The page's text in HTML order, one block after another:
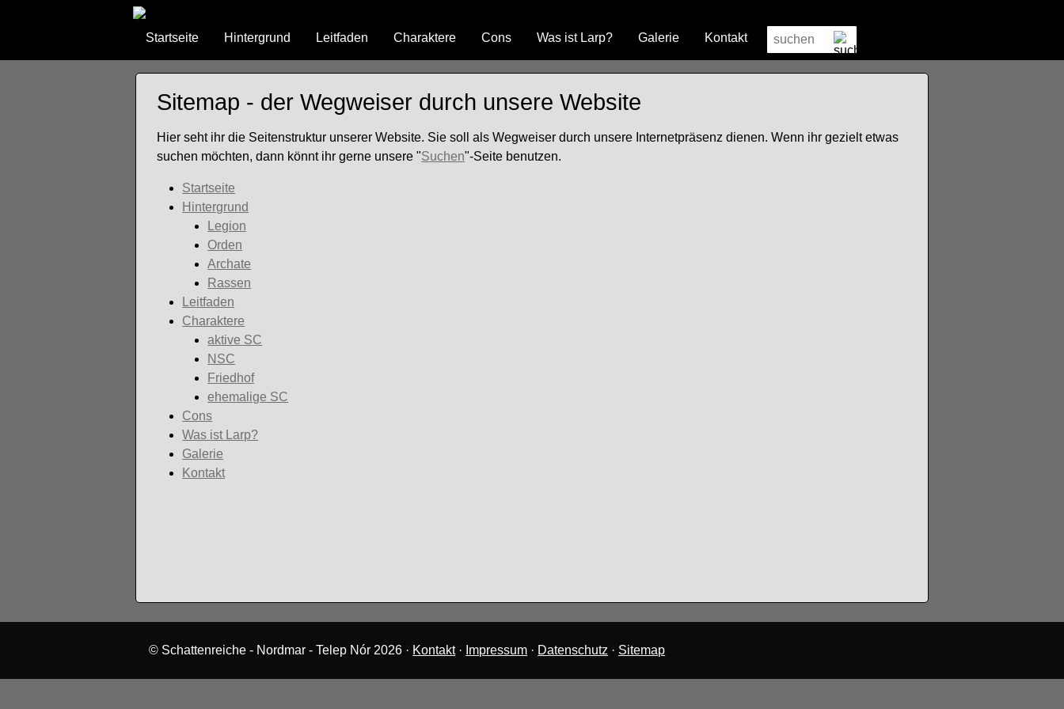
Navigation
überspringen
Startseite Hintergrund Leitfaden Charaktere Cons Was ist Larp? Galerie Kontakt
Sitemap - der Wegweiser durch unsere Website
Hier seht ihr die Seitenstruktur unserer Website. Sie soll als Wegweiser durch unsere Internetpräsenz dienen. Wenn ihr gezielt etwas
suchen möchten, dann könnt ihr gerne unsere "Suchen"-Seite benutzen.
Startseite
Hintergrund
Legion
Orden
Archate
Rassen
Leitfaden
Charaktere
aktive SC
NSC
Friedhof
ehemalige SC
Cons
Was ist Larp?
Galerie
Kontakt
© Schattenreiche - Nordmar - Telep Nór 2026 · Kontakt· Impressum · Datenschutz · Sitemap